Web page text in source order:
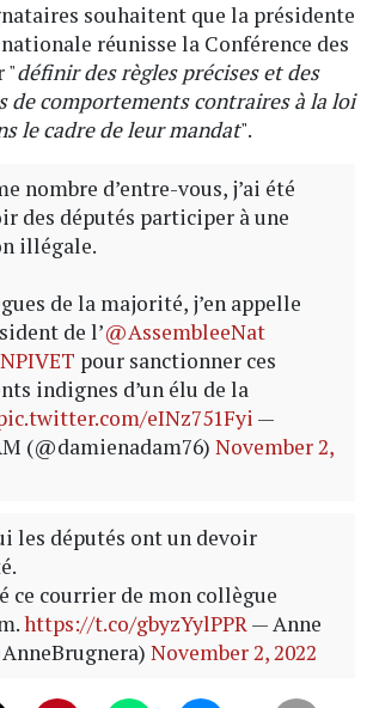
souhaitent que la présidente
nationale réunisse la Conférence des
"définir des règles précises et des
de comportements contraires à la loi
le cadre de leur mandat".
nombre d’entre-vous, j’ai été
des députés participer à une
illégale.
de la majorité, j’en appelle
de l’@AssembleeNat
pour sanctionner ces
indignes d’un élu de la
eINz751Fyi —
(@damienadam76) November 2,
députés ont un devoir
ce courrier de mon collègue
https://t.co/gbyzYylPPR — Anne
November 2, 2022